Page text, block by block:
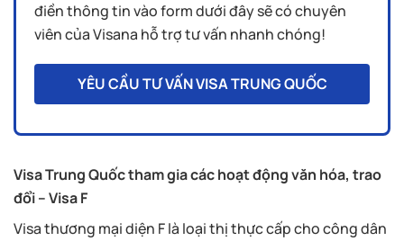
điền thông tin vào form dưới đây sẽ có chuyên
viên của Visana hỗ trợ tư vấn nhanh chóng!
YÊU CẦU TƯ VẤN VISA TRUNG QUỐC
Visa Trung Quốc tham gia các hoạt động văn hóa, trao
đổi – Visa F
Visa thương mại diện F là loại thị thực cấp cho công dân